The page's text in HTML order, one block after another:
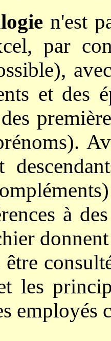
n'est
par
et des
à
les
employés